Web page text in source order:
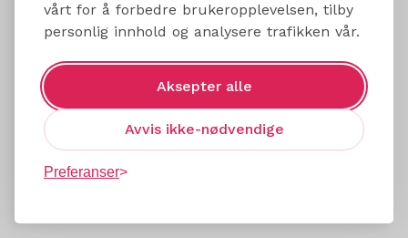
vårt for å forbedre brukeropplevelsen, tilby
personlig innhold og analysere trafikken vår.
Aksepter alle
Avvis ikke-nødvendige
Preferanser